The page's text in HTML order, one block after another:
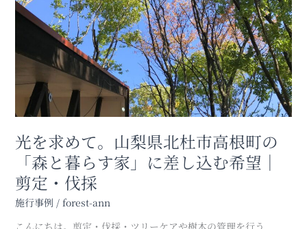
町
光を求めて。山梨県北杜市高根町の
「森と暮らす家」に差し込む希望｜
剪定・伐採
施行事例 / forest-ann
県
市
根
の
と
ら
す
家」